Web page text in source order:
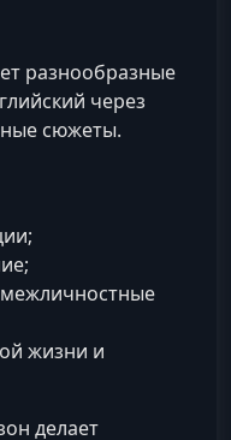
разнообразные
через
сюжеты.
жизни и
делает